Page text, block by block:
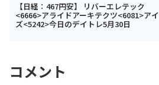
【日経：467円安】 リバーエレテック
<6666>アライドアーキテクツ<6081>アイ
ズ<5242>今日のデイトレ5月30日
コメント